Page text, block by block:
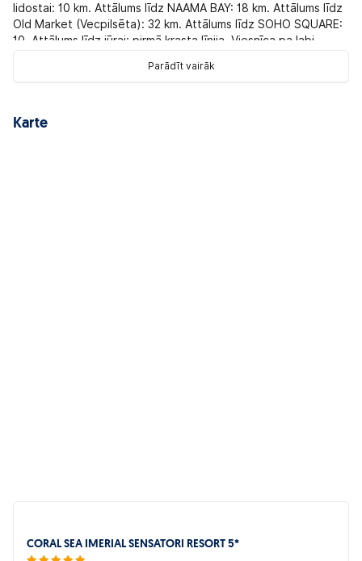
lidostai: 10 km. Attālums līdz NAAMA BAY: 18 km. Attālums līdz
Old Market (Vecpilsēta): 32 km. Attālums līdz SOHO SQUARE:
10. Attālums līdz jūrai: pirmā krasta līnija. Viesnīca pa labi -
fēns; gludeklis, gludināmais dēlis; tualetes piederumi; mini
Parādīt vairāk
Karte
CORAL SEA IMERIAL SENSATORI RESORT 5*